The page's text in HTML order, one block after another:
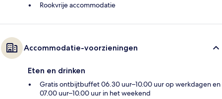
Rookvrije accommodatie
Accommodatie-voorzieningen
Eten en drinken
Gratis ontbijtbuffet 06.30 uur–10.00 uur op werkdagen en
07.00 uur–10.00 uur in het weekend